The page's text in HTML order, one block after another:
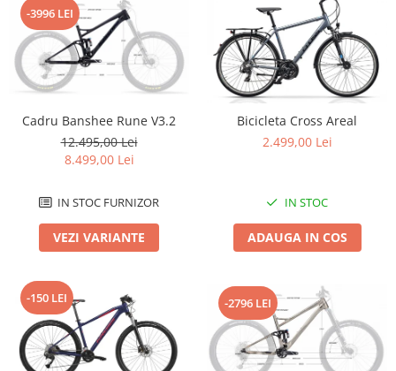
Manete schimbător
Manșoane și ghidolină
Ghidolină
Accesorii
Pedale
Pinioane
Roți spate
Accesorii roți
Roți față
Schimbătoare
Schimbătoare față
-3996 LEI
Cadru Banshee Rune V3.2
12.495,00 Lei
8.499,00 Lei
IN STOC FURNIZOR
VEZI VARIANTE
Bicicleta Cross Areal
2.499,00 Lei
IN STOC
ADAUGA IN COS
-150 LEI -2796 LEI